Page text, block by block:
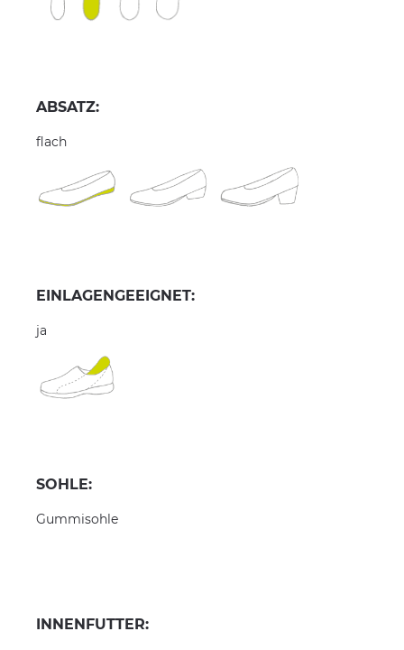
ABSATZ:
flach
EINLAGENGEEIGNET:
ja
SOHLE:
Gummisohle
INNENFUTTER: